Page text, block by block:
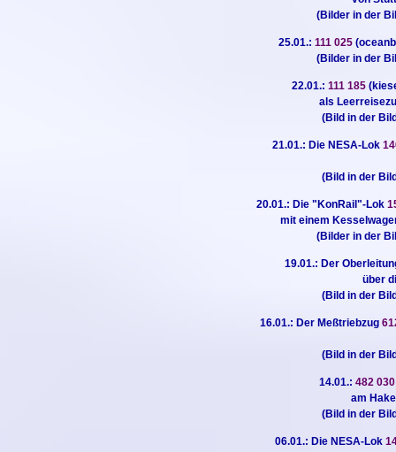
(Bilder in der
25.01.:111 025
(Bilder in der
22.01.:111 185
als
(Bild in der
21.01.: Die NESA-Lok
(Bild in der
20.01.: Die "KonRail"-Lok
mit einem
(Bilder in der
19.01.: Der
über
(Bild in der
16.01.: Der Meßtriebzug
(Bild in der
14.01.: 482
am
(Bild in der
06.01.: Die NESA-Lok